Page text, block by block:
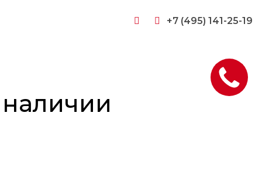
+7 (495) 141-25-19